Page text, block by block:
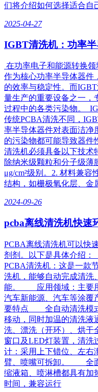
们将介绍如何选择适合自
2025-04-27
IGBT清洗机：功率
在功率电子和能源转换领
作为核心功率半导体器件
的效率与稳定性。而
量生产的重要设备之一，
过程中的各类污染物。
传统PCBA清洗不同，
率半导体器件对表面洁净
的污染物都可能导致器件
清洗机必须具备以下技术
除纳米级颗粒和分子级薄
μg/cm²级别。2. 材料兼
结构，如栅极氧化层、金
2024-09-26
pcba离线清洗机快速
PCBA离线清洗机可以快
剂剂。以下是具体介
PCBA清洗机：这是一款
洗机，能够自动完成清洗
能。 应用领域：主要用
汽车新能源、汽车等涂
要特点 全自动清洗模式
移动，同时加温的清洗液
洗、漂洗（开环）、烘
窗口及LED灯装置，清
计：采用上下错位、左右
臂、喷嘴可拆卸。 全面
缩液箱、喷淋槽都具有加
时间，兼容运行